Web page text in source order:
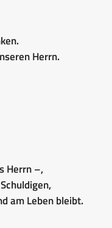
Herrn.
Herrn –,
am Leben bleibt.